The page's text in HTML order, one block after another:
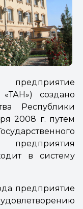
предприятие
создано
Республики
2008 г. путем
предприятия
в систему
предприятие